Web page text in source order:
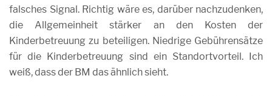
falsches Signal. Richtig wäre es, darüber nachzudenken,
die Allgemeinheit stärker an den Kosten der
Kinderbetreuung zu beteiligen. Niedrige Gebührensätze
für die Kinderbetreuung sind ein Standortvorteil. Ich
weiß, dass der BM das ähnlich sieht.